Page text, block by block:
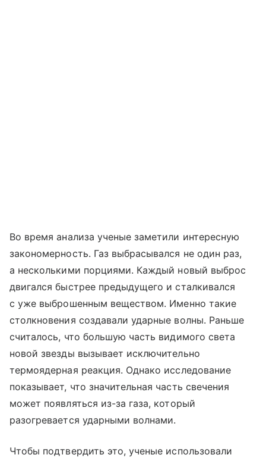
Во время анализа ученые заметили интересную
закономерность. Газ выбрасывался не один раз,
а несколькими порциями. Каждый новый выброс
двигался быстрее предыдущего и сталкивался
с уже выброшенным веществом. Именно такие
столкновения создавали ударные волны. Раньше
считалось, что большую часть видимого света
новой звезды вызывает исключительно
термоядерная реакция. Однако исследование
показывает, что значительная часть свечения
может появляться из-за газа, который
разогревается ударными волнами.
Чтобы подтвердить это, ученые использовали